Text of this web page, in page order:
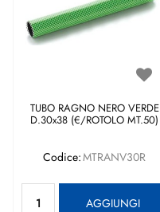
TUBO RAGNO NERO VERDE
D.30x38 (€/ROTOLO MT.50)
Codice:MTRANV30R
AGGIUNGI